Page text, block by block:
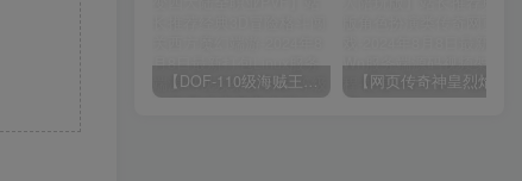
【DOF-110级海贼王超变四大陆全职业PVF】站长推荐经典3D冒险格斗闯关西方魔幻端游-2024年8月8日最新打包Linux服务端源码视频架设教程-等级补丁-配套完整客户端！